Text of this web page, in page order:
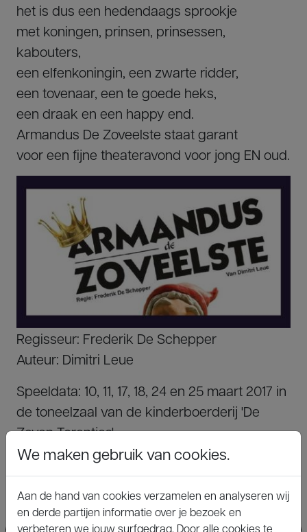
het is dus een hedendaags sprookje
met koningen, prinsen, prinsessen,
kabouters,
een elfenkoningin, een zwarte ridder,
een tovenaar, een te goede heks,
een draak en een happy end.
Armandus De Zoveelste staat garant
voor een fijne theateravond voor jong EN oud.
Regisseur: Frederik De Schepper
Auteur: Dimitri Leue
Speeldata: 10, 11, 17, 18, 24 en 25 maart 2017 in
de toneelzaal van de kinderboerderij 'De
Zeven Torentjes'
We maken gebruik van cookies.
Aan de hand van cookies verzamelen en analyseren wij
en derde partijen informatie over je bezoek en
verbeteren we jouw surfgedrag. Door alle cookies te